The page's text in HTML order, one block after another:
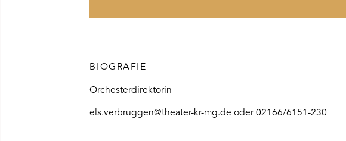
SPIELPLAN ÖFFNEN
DAS THEATER ÖFFNEN
BIOGRAFIE
Orchesterdirektorin
els.verbruggen@theater-kr-mg.de oder 02166/6151-230